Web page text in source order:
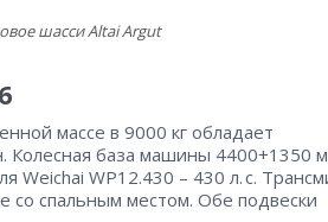
шасси Altai Argut
массе в 9000 кг обладает
Колесная база машины 4400+1350
Weichai WP12.430 – 430 л. с.
со спальным местом. Обе подвески